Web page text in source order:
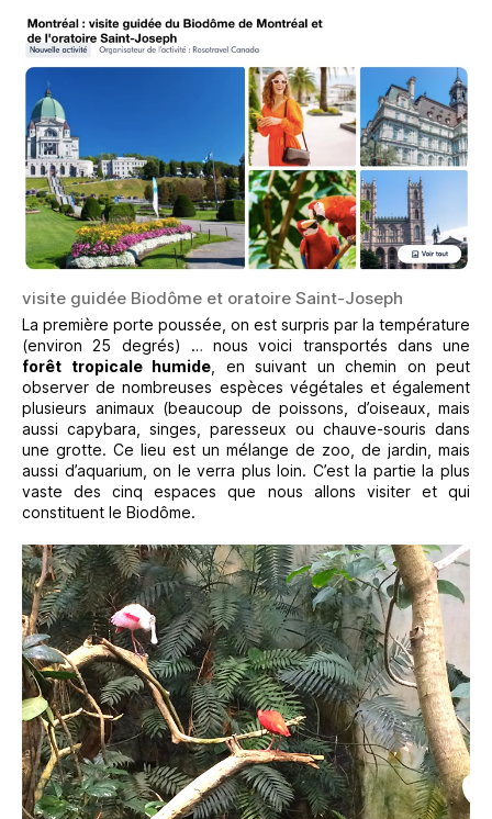
visite guidée Biodôme et oratoire Saint-Joseph
La première porte poussée, on est surpris par la température
(environ 25 degrés) … nous voici transportés dans une
forêt tropicale humide, en suivant un chemin on peut
observer de nombreuses espèces végétales et également
plusieurs animaux (beaucoup de poissons, d’oiseaux, mais
aussi capybara, singes, paresseux ou chauve-souris dans
une grotte. Ce lieu est un mélange de zoo, de jardin, mais
aussi d’aquarium, on le verra plus loin. C’est la partie la plus
vaste des cinq espaces que nous allons visiter et qui
constituent le Biodôme.